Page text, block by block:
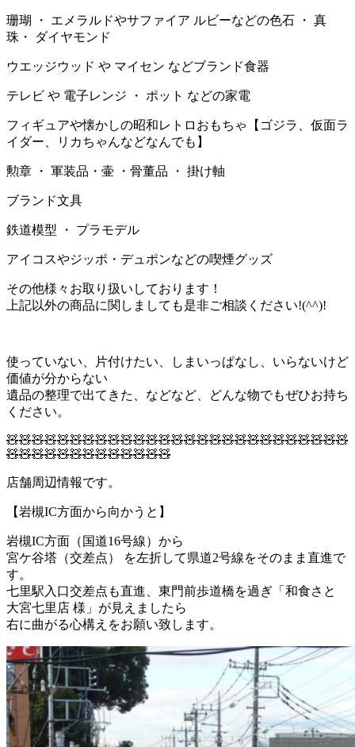
珊瑚 ・ エメラルドやサファイア ルビーなどの色石 ・ 真
珠・ ダイヤモンド
ウエッジウッド や マイセン などブランド食器
テレビ や 電子レンジ ・ ポット などの家電
フィギュアや懐かしの昭和レトロおもちゃ【ゴジラ、仮面ラ
イダー、リカちゃんなどなんでも】
勲章 ・ 軍装品・壷 ・骨董品 ・ 掛け軸
ブランド文具
鉄道模型 ・ プラモデル
アイコスやジッポ・デュポンなどの喫煙グッズ
その他様々お取り扱いしております！
上記以外の商品に関しましても是非ご相談ください!(^^)!
使っていない、片付けたい、しまいっぱなし、いらないけど
価値が分からない
遺品の整理で出てきた、などなど、どんな物でもぜひお持ち
ください。
🧸🧸🧸🧸🧸🧸🧸🧸🧸🧸🧸🧸🧸🧸🧸🧸🧸🧸🧸🧸🧸🧸🧸🧸🧸🧸🧸
🧸🧸🧸🧸🧸🧸🧸🧸🧸🧸🧸🧸🧸
店舗周辺情報です。
【岩槻IC方面から向かうと】
岩槻IC方面（国道16号線）から
宮ケ谷塔（交差点）
を左折して県道2号線をそのまま直進で
す。
七里駅入口交差点も直進、東門前歩道橋を過ぎ「和食さと
大宮七里店 様」が見えましたら
右に曲がる心構えをお願い致します。